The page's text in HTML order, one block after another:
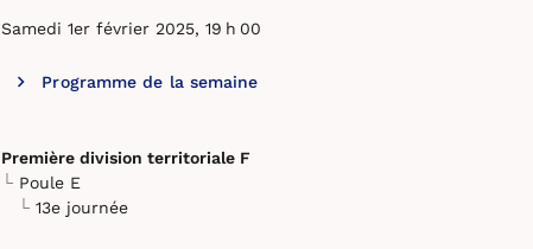
Samedi 1er février 2025, 19 h 00
Programme de la semaine
Première division territoriale F
Poule E
13e journée